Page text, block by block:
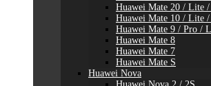
Huawei Mate 20 / Lite
Huawei Mate 10 / Lite
Huawei Mate 9 / Pro /
Huawei Mate 8
Huawei Mate 7
Huawei Mate S
Huawei Nova